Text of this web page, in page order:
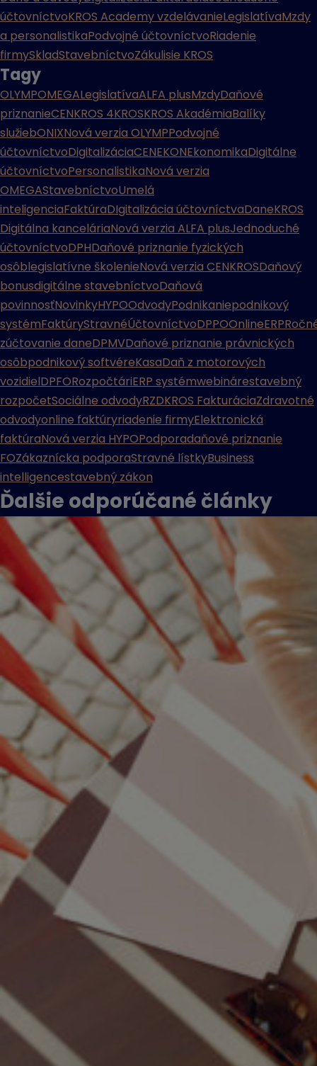
účtovníctvoKROS Academy vzdelávanieLegislatívaMzdy
a personalistikaPodvojné účtovníctvoRiadenie
firmySkladStavebníctvoZákulisie KROS
Tagy
OLYMPOMEGALegislatívaALFA plusMzdyDaňové
priznanieCENKROS 4KROSKROS AkadémiaBalíky
služiebONIXNová verzia OLYMPPodvojné
účtovníctvoDigitalizáciaCENEKONEkonomikaDigitálne
účtovníctvoPersonalistikaNová verzia
OMEGAStavebníctvoUmelá
inteligenciaFaktúraDIgitalizácia účtovníctvaDaneKROS
Digitálna kanceláriaNová verzia ALFA plusJednoduché
účtovníctvoDPHDaňové priznanie fyzických
osôblegislatívne školenieNová verzia CENKROSDaňový
bonusdigitálne stavebníctvoDaňová
povinnosťNovinkyHYPOOdvodyPodnikaniepodnikový
systémFaktúryStravnéÚčtovníctvoDPPOOnlineERP
zúčtovanie daneDPMVDaňové priznanie právnických
osôbpodnikový softvéreKasaDaň z motorových
vozidielDPFORozpočtáriERP systémwebinárestavebný
rozpočetSociálne odvodyRZDKROS FakturáciaZdravotné
odvodyonline faktúryriadenie firmyElektronická
faktúraNová verzia HYPOPodporadaňové priznanie
FOZákaznícka podporaStravné lístkyBusiness
intelligencestavebný zákon
Ďalšie odporúčané články